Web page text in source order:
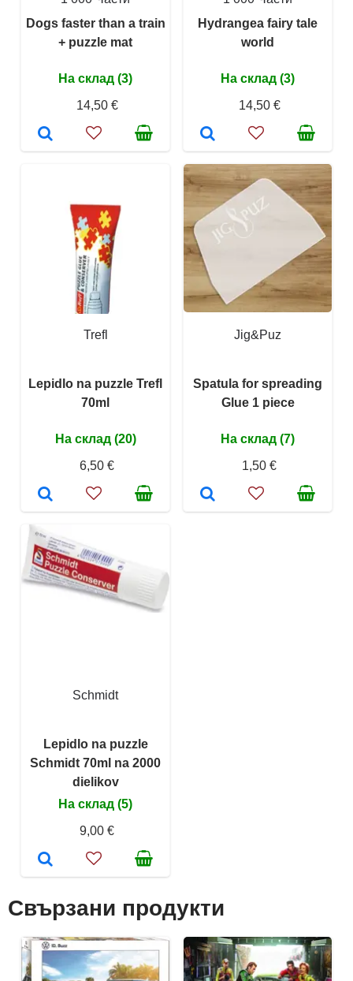
Dogs faster than a train
+ puzzle mat
На склад (3)
14,50 €
Hydrangea fairy tale
world
На склад (3)
14,50 €
Trefl
Lepidlo na puzzle Trefl
70ml
На склад (20)
6,50 €
Jig&Puz
Spatula for spreading
Glue 1 piece
На склад (7)
1,50 €
Schmidt
Lepidlo na puzzle
Schmidt 70ml na 2000
dielikov
На склад (5)
9,00 €
Свързани продукти